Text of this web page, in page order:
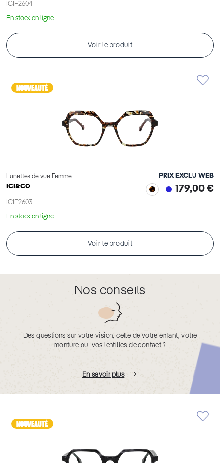
ICIF2604
En stock en ligne
Voir le produit
Lunettes de vue Femme
ICI&CO
ICIF2603
PRIX EXCLU WEB
179,00 €
En stock en ligne
Voir le produit
Nos conseils
Des questions sur votre vision, celle de votre enfant, votre
monture ou vos lentilles de contact ?
En savoir plus